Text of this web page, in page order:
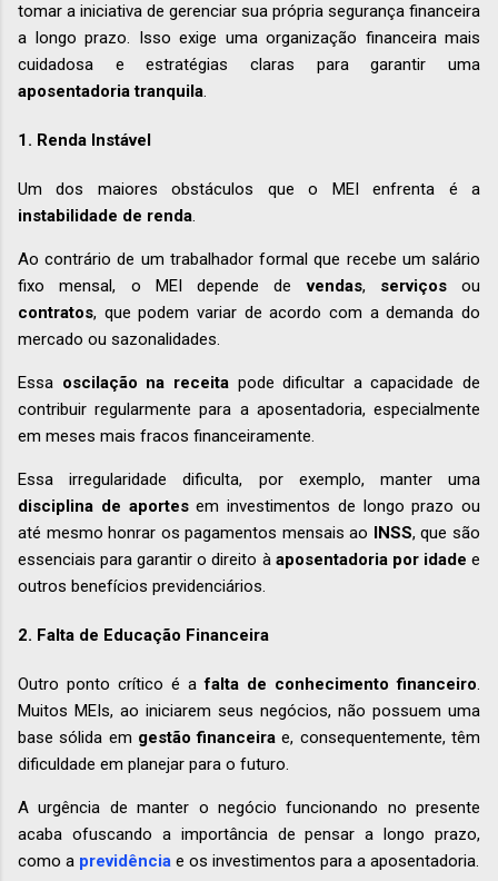
tomar a iniciativa de gerenciar sua própria segurança financeira
a longo prazo. Isso exige uma organização financeira mais
cuidadosa e estratégias claras para garantir uma
aposentadoria tranquila.
1. Renda Instável
Um dos maiores obstáculos que o MEI enfrenta é a
instabilidade de renda.
Ao contrário de um trabalhador formal que recebe um salário
fixo mensal, o MEI depende devendas, serviçosou
contratos, que podem variar de acordo com a demanda do
mercado ou sazonalidades.
Essa oscilação na receitapode dificultar a capacidade de
contribuir regularmente para a aposentadoria, especialmente
em meses mais fracos financeiramente.
Essa irregularidade dificulta, por exemplo, manter uma
disciplina de aportesem investimentos de longo prazo ou
até mesmo honrar os pagamentos mensais ao INSS, que são
essenciais para garantir o direito à aposentadoria por idade e
outros benefícios previdenciários.
2. Falta de Educação Financeira
Outro ponto crítico é afalta de conhecimento financeiro.
Muitos MEIs, ao iniciarem seus negócios, não possuem uma
base sólida em gestão financeira e, consequentemente, têm
dificuldade em planejar para o futuro.
A urgência de manter o negócio funcionando no presente
acaba ofuscando a importância de pensar a longo prazo,
como a previdência e os investimentos para a aposentadoria.